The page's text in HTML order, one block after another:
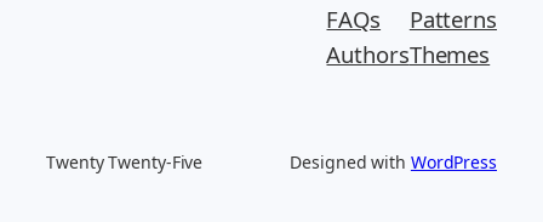
FAQs
Authors
Patterns
Themes
Twenty Twenty-Five Designed with WordPress